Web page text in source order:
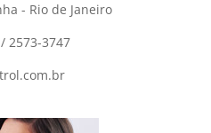
- Rio de Janeiro
2573-3747